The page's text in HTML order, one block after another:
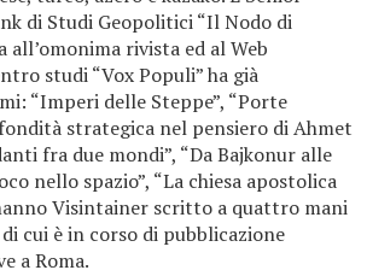
di Studi Geopolitici “Il Nodo di
all’omonima rivista ed al Web
studi “Vox Populi” ha già
“Imperi delle Steppe”, “Porte
strategica nel pensiero di Ahmet
fra due mondi”, “Da Bajkonur alle
nello spazio”, “La chiesa apostolica
Visintainer scritto a quattro mani
di cui è in corso di pubblicazione
a Roma.